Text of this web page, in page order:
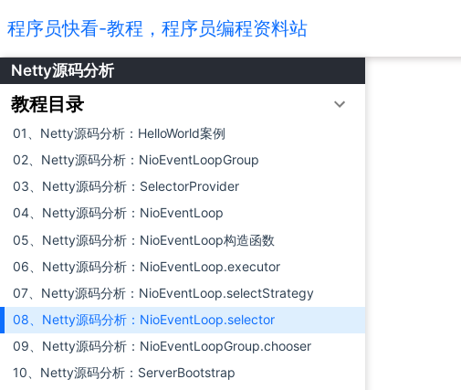
程序员快看-教程，程序员编程资料站
Netty源码分析
教程目录
01、Netty源码分析：HelloWorld案例
02、Netty源码分析：NioEventLoopGroup
03、Netty源码分析：SelectorProvider
04、Netty源码分析：NioEventLoop
05、Netty源码分析：NioEventLoop构造函数
06、Netty源码分析：NioEventLoop.executor
07、Netty源码分析：NioEventLoop.selectStrategy
08、Netty源码分析：NioEventLoop.selector
09、Netty源码分析：NioEventLoopGroup.chooser
10、Netty源码分析：ServerBootstrap